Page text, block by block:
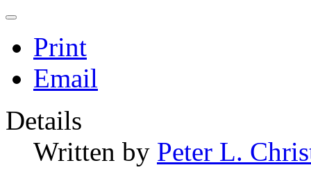
Print
Email
Details
Written by Peter L.